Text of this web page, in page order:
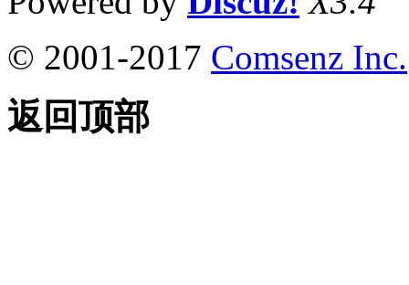
© 2001-2017 Comsenz Inc.
返回顶部